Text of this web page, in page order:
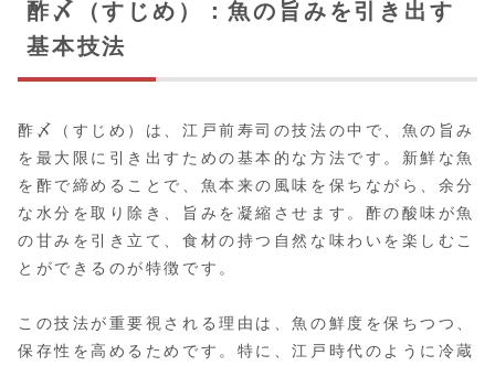
酢〆（すじめ）：魚の旨みを引き出す
基本技法
酢〆（すじめ）は、江戸前寿司の技法の中で、魚の旨み
を最大限に引き出すための基本的な方法です。新鮮な魚
を酢で締めることで、魚本来の風味を保ちながら、余分
な水分を取り除き、旨みを凝縮させます。酢の酸味が魚
の甘みを引き立て、食材の持つ自然な味わいを楽しむこ
とができるのが特徴です。
この技法が重要視される理由は、魚の鮮度を保ちつつ、
保存性を高めるためです。特に、江戸時代のように冷蔵